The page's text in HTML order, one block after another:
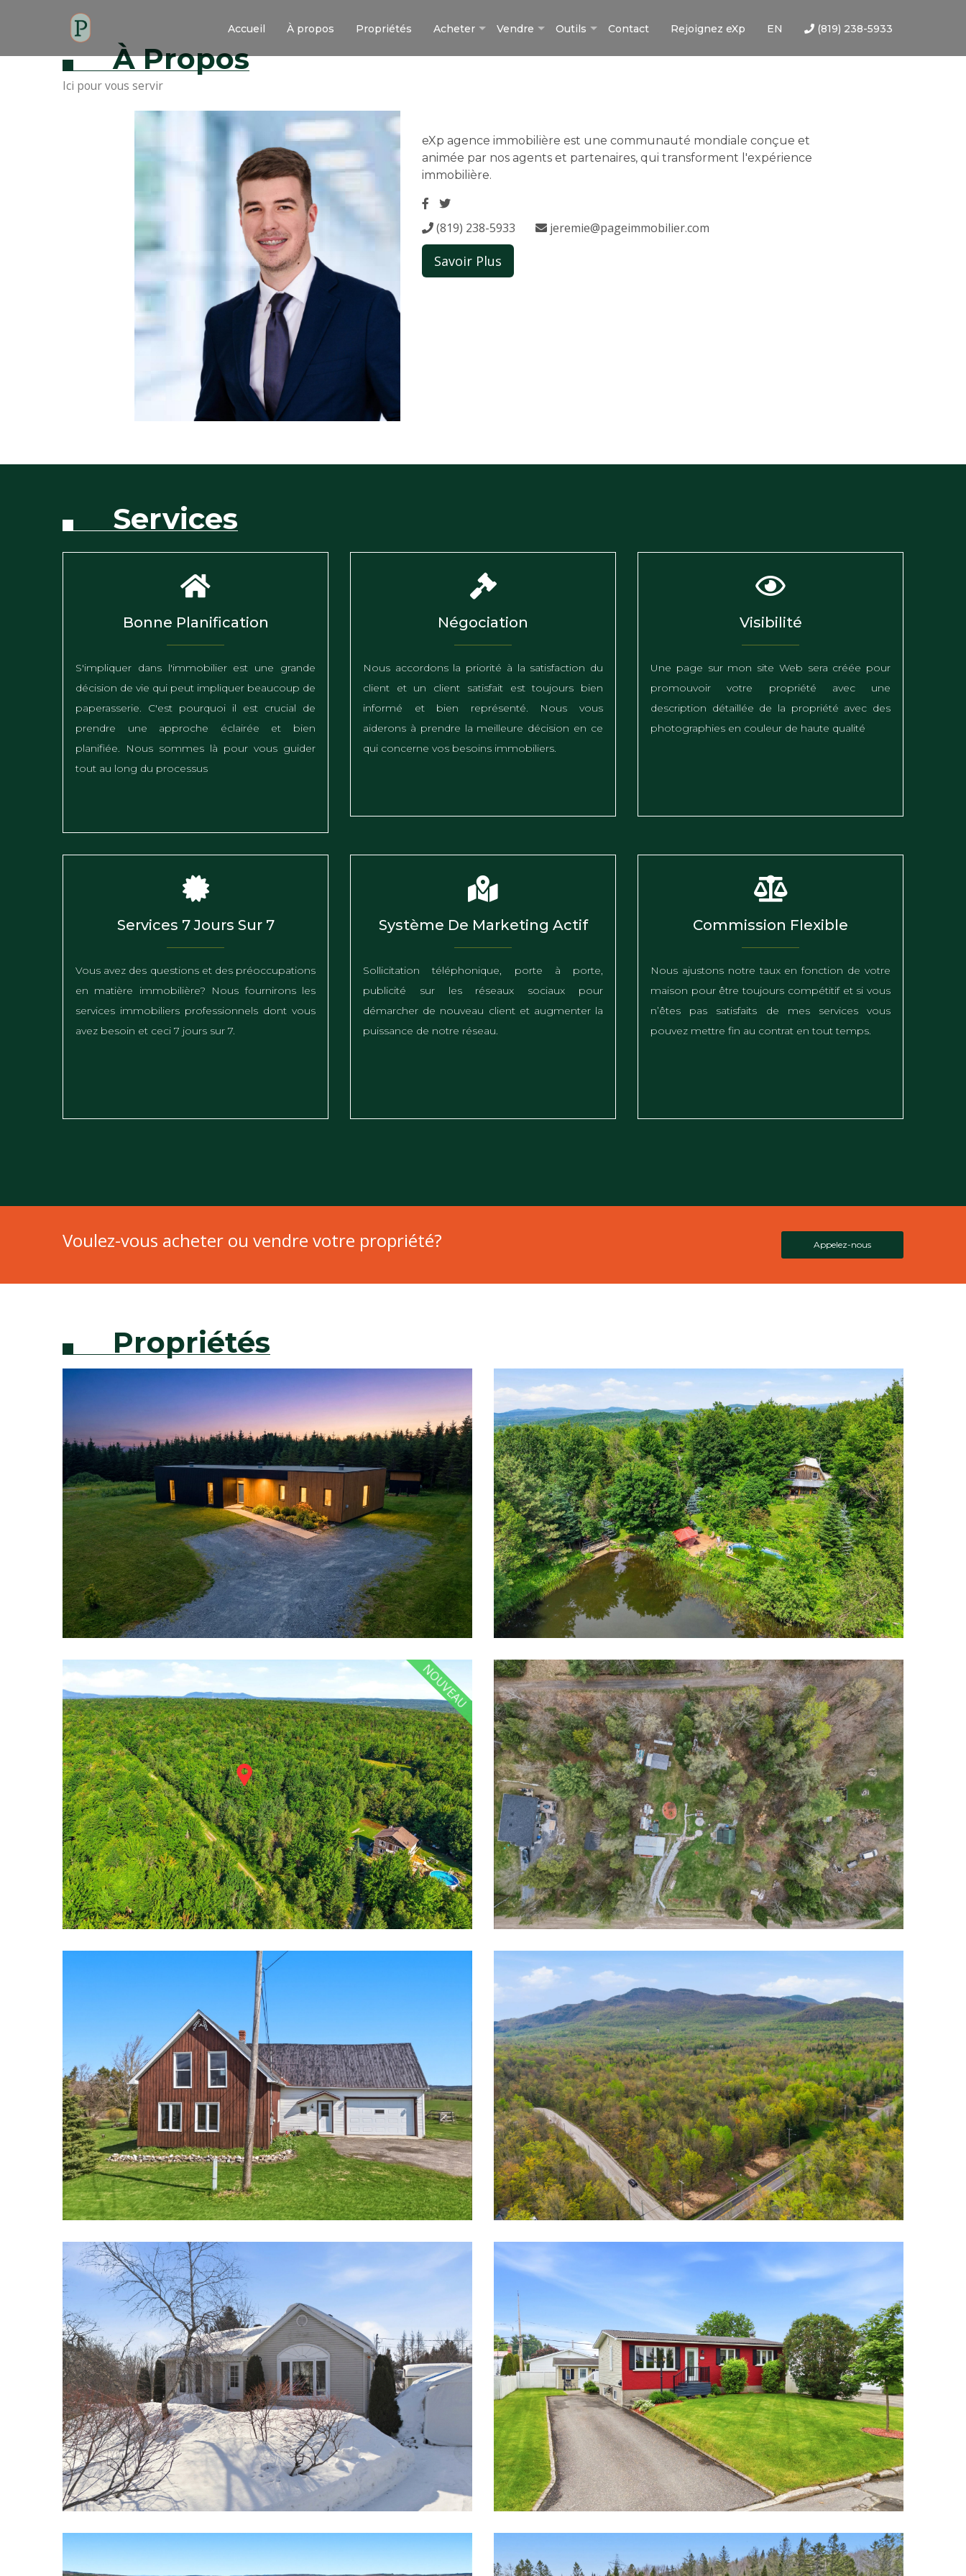
Accueil À propos Propriétés Acheter Vendre Outils Contact Rejoignez eXp EN (819) 238-5933
À Propos
Ici pour vous servir
eXp agence immobilière est une communauté mondiale conçue et
animée par nos agents et partenaires, qui transforment l'expérience
immobilière.
(819) 238-5933 jeremie@pageimmobilier.com
Savoir Plus
Services
Bonne Planification
S'impliquer dans l'immobilier est une grande
décision de vie qui peut impliquer beaucoup de
paperasserie. C'est pourquoi il est crucial de
prendre une approche éclairée et bien
planifiée. Nous sommes là pour vous guider
tout au long du processus
Négociation
Nous accordons la priorité à la satisfaction du
client et un client satisfait est toujours bien
informé et bien représenté. Nous vous
aiderons à prendre la meilleure décision en ce
qui concerne vos besoins immobiliers.
Visibilité
Une page sur mon site Web sera créée pour
promouvoir votre propriété avec une
description détaillée de la propriété avec des
photographies en couleur de haute qualité
Services 7 Jours Sur 7
Vous avez des questions et des préoccupations
en matière immobilière? Nous fournirons les
services immobiliers professionnels dont vous
avez besoin et ceci 7 jours sur 7.
Système De Marketing Actif
Sollicitation téléphonique, porte à porte,
publicité sur les réseaux sociaux pour
démarcher de nouveau client et augmenter la
puissance de notre réseau.
Commission Flexible
Nous ajustons notre taux en fonction de votre
maison pour être toujours compétitif et si vous
n’êtes pas satisfaits de mes services vous
pouvez mettre fin au contrat en tout temps.
Voulez-vous acheter ou vendre votre propriété? Appelez-nous
Propriétés
NOUVEAU